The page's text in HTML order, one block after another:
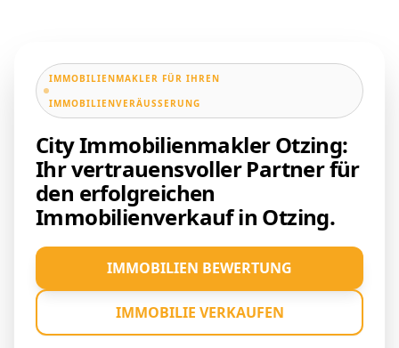
IMMOBILIENMAKLER FÜR IHREN
IMMOBILIENVERÄUSSERUNG
City Immobilienmakler Otzing:
Ihr vertrauensvoller Partner für
den erfolgreichen
Immobilienverkauf in Otzing.
IMMOBILIEN BEWERTUNG
IMMOBILIE VERKAUFEN